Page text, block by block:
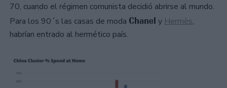
70, cuando el régimen comunista decidió abrirse al mundo.
Para los 90´s las casas de moda Chanel y Hermès,
habrían entrado al hermético país.